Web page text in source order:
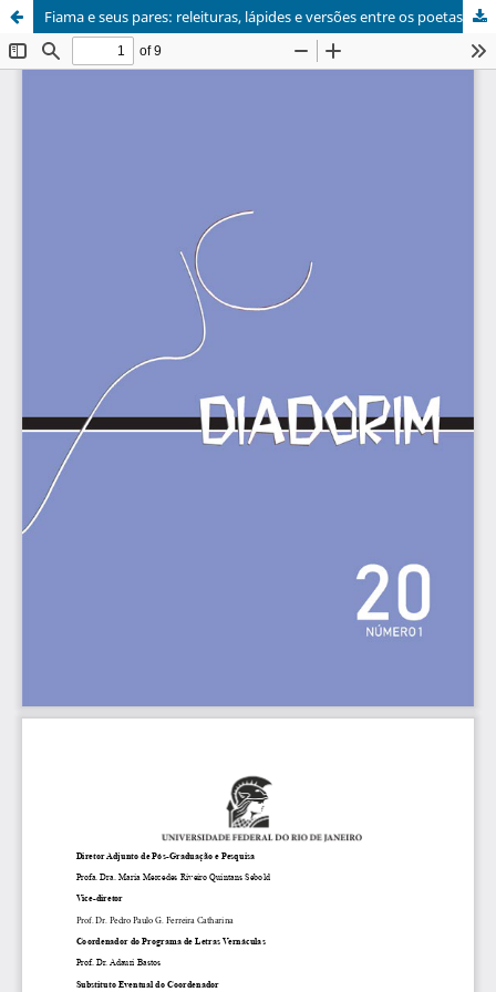
Fiama e seus pares: releituras, lápides e versões entre os poetas (des)de 60